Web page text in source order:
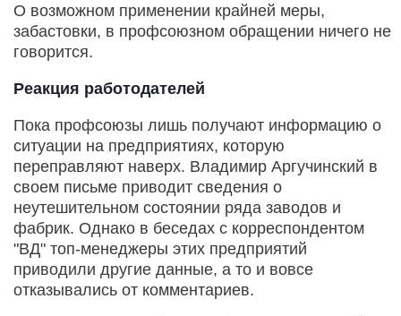
О возможном применении крайней меры,
забастовки, в профсоюзном обращении ничего не
говорится.
Реакция работодателей
Пока профсоюзы лишь получают информацию о
ситуации на предприятиях, которую
переправляют наверх. Владимир Аргучинский в
своем письме приводит сведения о
неутешительном состоянии ряда заводов и
фабрик. Однако в беседах с корреспондентом
"ВД" топ-менеджеры этих предприятий
приводили другие данные, а то и вовсе
отказывались от комментариев.